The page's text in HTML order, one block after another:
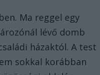
Ma reggel egy
lévő domb
házaktól. A test
sokkal korábban